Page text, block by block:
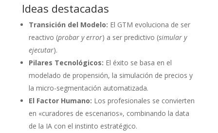
Ideas destacadas
Transición del Modelo: El GTM evoluciona de ser
reactivo (probar y error) a ser predictivo (simular y
ejecutar).
Pilares Tecnológicos: El éxito se basa en el
modelado de propensión, la simulación de precios y
la micro-segmentación automatizada.
El Factor Humano: Los profesionales se convierten
en «curadores de escenarios», combinando la data
de la IA con el instinto estratégico.